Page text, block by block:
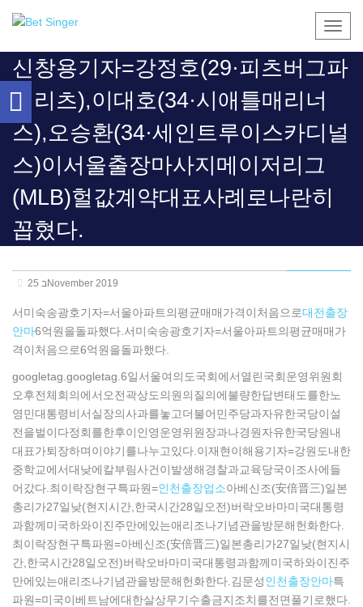
Open
toolbar
신창용기자=강정호(29·피츠버그파
이리츠),이대호(34·시애틀매리너
스),오승환(34·세인트루이스카디널
스)이 서울출장마사지메이저리그
(MLB)헐값계약대표사례로나란히
꼽혔다.
25 בNovember 2019
서미숙송광호기자=서울아파트의평균매매가격이처음으로대전출장
안마6억원을돌파했다.서미숙송광호기자=서울아파트의평균매매가
격이처음으로6억원을돌파했다.
googletag.googletag.6일서울여의도국회에서열린국회운영위원회
오후전체회의에서오전곽상도의원의질의에불량한답변태도를한노
영민대통령비서실장의사과를놓고더불어민주당과자유한국당이설
전을벌이다정회를한후이인영운영위원장과나경원자유한국당원내
대표가퇴장하며이야기를나누고있다.이재현이해용기자=강원도내한
중학교에서대낮에칼부림사건이발생해경찰과교육당국이조사에들
어갔다.최이락장현구특파원=인천출장업소아베신조(安倍晋三)일본
총리가27일낮(현지시간,한국시간28일오전)버락오바마미국대통령
과함께미국하와이진주만에있는애리조나기념관을방문해헌화한다.
최이락장현구특파원=아베신조(安倍晋三)일본총리가27일낮(현지시
간,한국시간28일오전)버락오바마미국대통령과함께미국하와이진주
만에있는애리조나기념관을방문해헌화한다.김문성인천출장안마특
파원=미국이베트남에대한살상무기수출금지조치를전면풀기로했다.